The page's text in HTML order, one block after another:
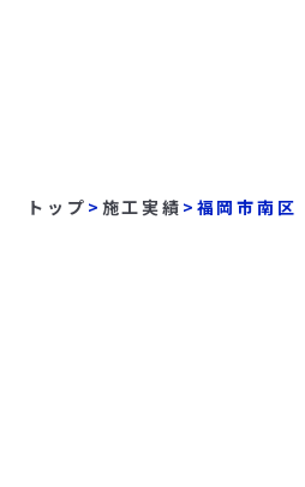
トップ > 施工実績 > 福岡市南区